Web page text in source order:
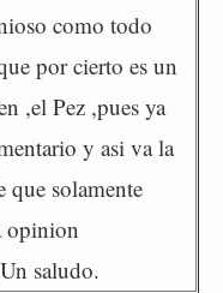
como todo
por cierto es un
,el Pez ,pues ya
y asi va la
solamente
opinion
saludo.